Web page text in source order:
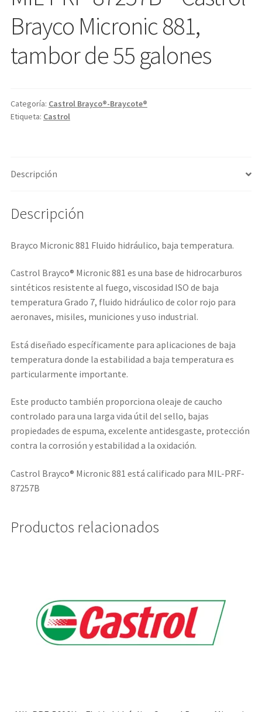
Brayco Micronic 881,
tambor de 55 galones
Categoría: Castrol Brayco®-Braycote®
Etiqueta: Castrol
Descripción
Descripción
Brayco Micronic 881 Fluido hidráulico, baja temperatura.
Castrol Brayco® Micronic 881 es una base de hidrocarburos
sintéticos resistente al fuego, viscosidad ISO de baja
temperatura Grado 7, fluido hidráulico de color rojo para
aeronaves, misiles, municiones y uso industrial.
Está diseñado específicamente para aplicaciones de baja
temperatura donde la estabilidad a baja temperatura es
particularmente importante.
Este producto también proporciona oleaje de caucho
controlado para una larga vida útil del sello, bajas
propiedades de espuma, excelente antidesgaste, protección
contra la corrosión y estabilidad a la oxidación.
Castrol Brayco® Micronic 881 está calificado para MIL-PRF-
87257B
Productos relacionados